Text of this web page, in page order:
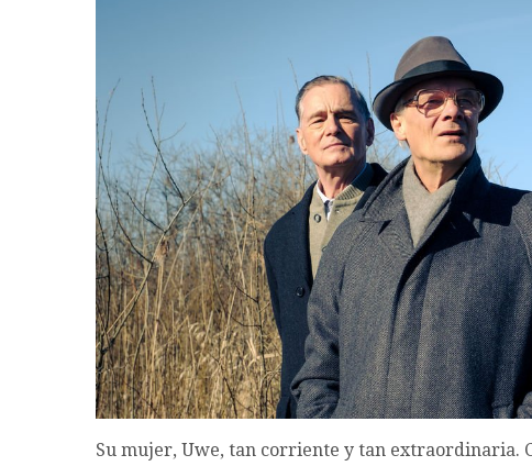
Su mujer, Uwe, tan corriente y tan extraordinaria.